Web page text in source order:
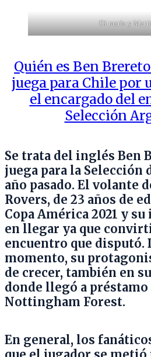
Di maría y
Quién es Ben
juega para Chile por
el encargado del
Selección
Se trata del inglés Ben
juega para la Selección
año pasado. El volante
Rovers, de 23 años de
Copa América 2021 y
en llegar ya que
encuentro que disputó.
momento, su
de crecer, también en
donde llegó a préstamo
Nottingham Forest.
En general, los